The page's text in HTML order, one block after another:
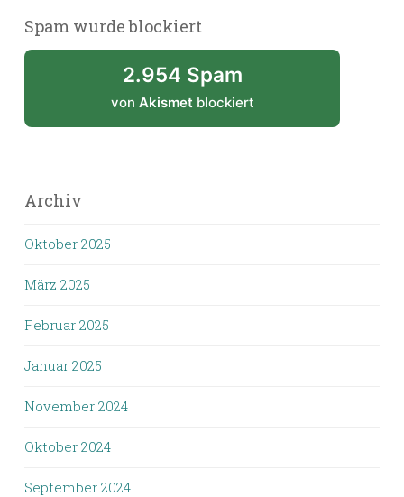
Spam wurde blockiert
2.954 Spam
von Akismet blockiert
Archiv
Oktober 2025
März 2025
Februar 2025
Januar 2025
November 2024
Oktober 2024
September 2024